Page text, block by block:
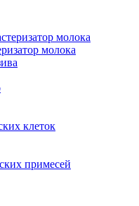
молока
молока
клеток
примесей